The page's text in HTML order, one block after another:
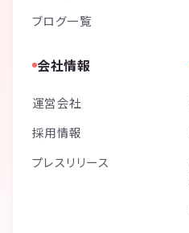
ブログ一覧
会社情報
運営会社
採用情報
プレスリリース